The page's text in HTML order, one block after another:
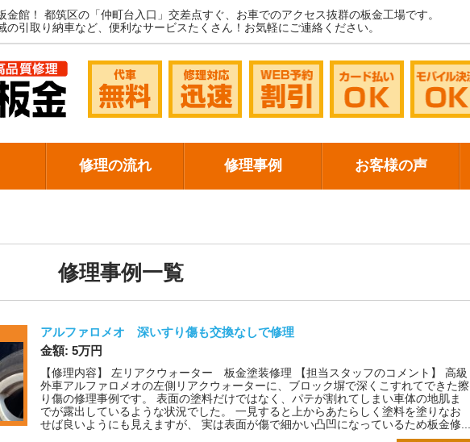
金館！
都筑区の「仲町台入口」交差点すぐ、お車でのアクセス抜群の板金工場です。
引取り納車など、便利なサービスたくさん！お気軽にご連絡ください。
修理の流れ 修理事例 お客様の声
修理事例一覧
アルファロメオ 深いすり傷も交換なしで修理
金額: 5万円
【修理内容】 左リアクウォーター 板金塗装修理 【担当スタッフのコメント】 高級
外車アルファロメオの左側リアクウォーターに、ブロック塀で深くこすれてできた擦
り傷の修理事例です。 表面の塗料だけではなく、パテが割れてしまい車体の地肌ま
でが露出しているような状況でした。 一見すると上からあたらしく塗料を塗りなお
せば良いようにも見えますが、 実は表面が傷で細かい凸凹になっているため板金修...